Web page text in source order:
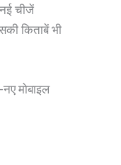
चीजें
किताबें भी
मोबाइल